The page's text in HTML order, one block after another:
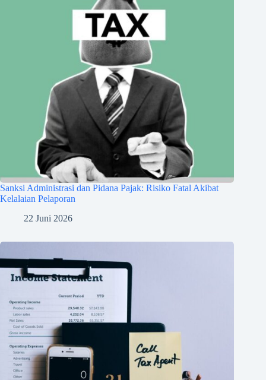
Sanksi Administrasi dan Pidana Pajak: Risiko Fatal Akibat
Kelalaian Pelaporan
22 Juni 2026